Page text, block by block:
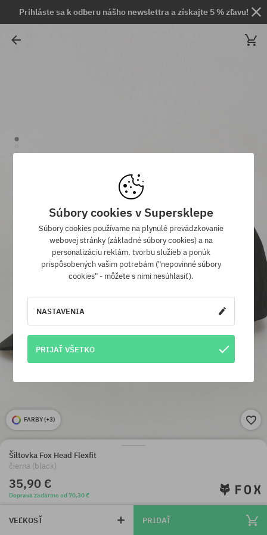
Prihláste sa k odberu nášho newslettra a získajte 5 % zľavu!
FARBY (+3)
Šiltovka Fox Head Flexfit
čierna (black)
35,90 €
Doprava zadarmo od 70,30 €
VEĽKOSŤ PRIDAŤ
Súbory cookies v Supersklepe
Súbory cookies používame na plynulé prevádzkovanie
webovej stránky (základné súbory cookies) a na
personalizáciu reklám, tvorbu služieb a ponúk
prispôsobených vašim potrebám ("nepovinné súbory
cookies" - môžete s nimi nesúhlasiť).
NASTAVENIA
PRIJAŤ VŠETKO